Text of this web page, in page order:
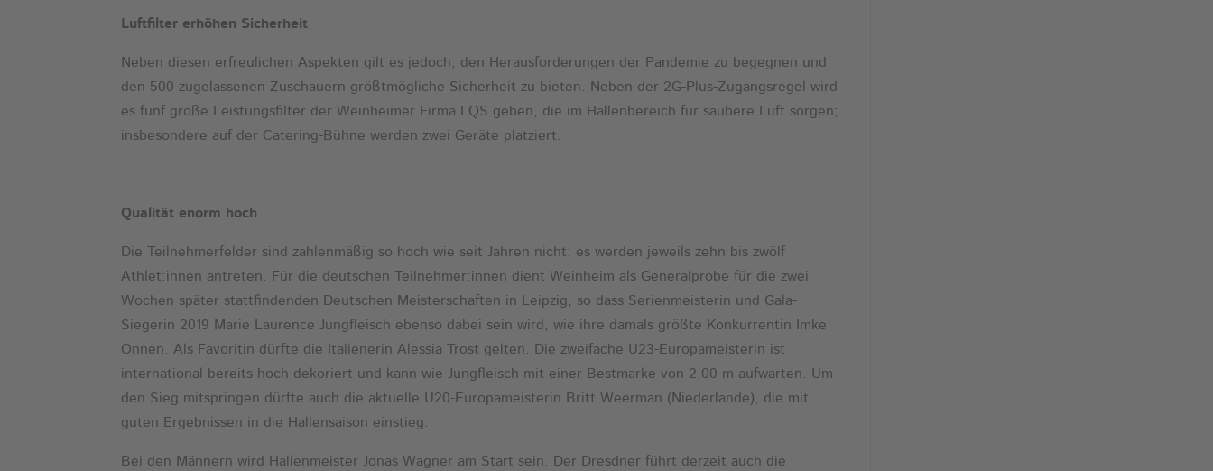
Luftfilter erhöhen Sicherheit
Neben diesen erfreulichen Aspekten gilt es jedoch, den Herausforderungen der Pandemie zu begegnen und
den 500 zugelassenen Zuschauern größtmögliche Sicherheit zu bieten. Neben der 2G-Plus-Zugangsregel wird
es fünf große Leistungsfilter der Weinheimer Firma LQS geben, die im Hallenbereich für saubere Luft sorgen;
insbesondere auf der Catering-Bühne werden zwei Geräte platziert.
Qualität enorm hoch
Die Teilnehmerfelder sind zahlenmäßig so hoch wie seit Jahren nicht; es werden jeweils zehn bis zwölf
Athlet:innen antreten. Für die deutschen Teilnehmer:innen dient Weinheim als Generalprobe für die zwei
Wochen später stattfindenden Deutschen Meisterschaften in Leipzig, so dass Serienmeisterin und Gala-
Siegerin 2019 Marie Laurence Jungfleisch ebenso dabei sein wird, wie ihre damals größte Konkurrentin Imke
Onnen. Als Favoritin dürfte die Italienerin Alessia Trost gelten. Die zweifache U23-Europameisterin ist
international bereits hoch dekoriert und kann wie Jungfleisch mit einer Bestmarke von 2,00 m aufwarten. Um
den Sieg mitspringen dürfte auch die aktuelle U20-Europameisterin Britt Weerman (Niederlande), die mit
guten Ergebnissen in die Hallensaison einstieg.
Bei den Männern wird Hallenmeister Jonas Wagner am Start sein. Der Dresdner führt derzeit auch die